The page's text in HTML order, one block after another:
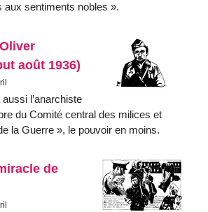
aux sentiments nobles
.
août 1936)
l’anarchiste
du Comité central des milices et
la Guerre », le pouvoir en moins.
de